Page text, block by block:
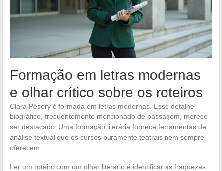
Formação em letras modernas
e olhar crítico sobre os roteiros
Clara Pésery é formada em letras modernas. Esse detalhe
biográfico, frequentemente mencionado de passagem, merece
ser destacado. Uma formação literária fornece ferramentas de
análise textual que os cursos puramente teatrais nem sempre
oferecem.
Ler um roteiro com um olhar literário é identificar as fraquezas